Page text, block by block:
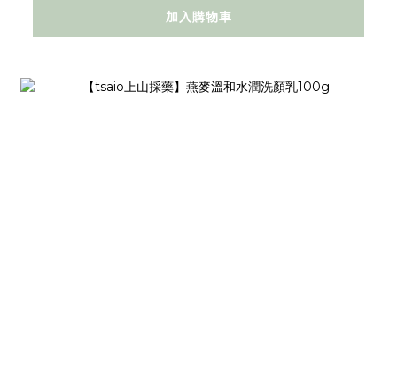
加入購物車